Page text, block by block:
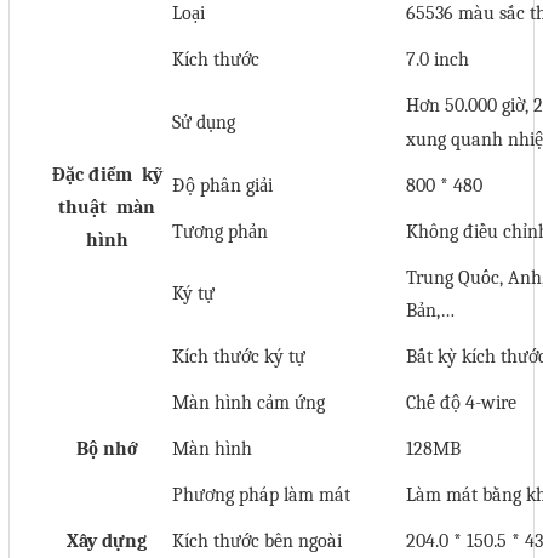
Đặc điểm kỹ
thuật màn
hình
Loại 65536 màu sắc
Kích thước 7.0 inch
Sử dụng
Hơn 50.000 giờ,
xung quanh
Độ phân giải 800 * 480
Tương phản Không điều
Ký tự
Trung Quốc,
Bản,…
Kích thước ký tự Bất kỳ kích
Màn hình cảm ứng Chế độ 4-wire
Bộ nhớ Màn hình 128MB
Xây dựng
Phương pháp làm mát Làm mát bằng
Kích thước bên ngoài 204.0 * 150.5 *
Gọi cho chúng tôi